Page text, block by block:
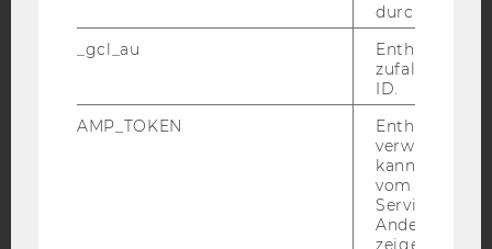
ACCREDITED BY:
durch
_gcl_au
Enthält eine
ID.
AMP_TOKEN
Enthält ein
verwendet
kann, um
vom AMP-
Service
Andere
zeigen Opt-